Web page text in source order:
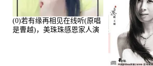
(0)若有缘再相见在线听(原唱
是曹越)，美珠珠感恩家人演